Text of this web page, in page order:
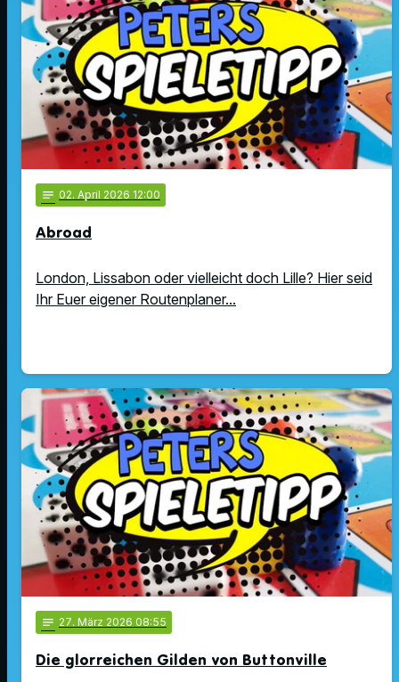
notes 02. April 2026 12:00
Abroad
London, Lissabon oder vielleicht doch Lille? Hier seid
Ihr Euer eigener Routenplaner...
notes 27. März 2026 08:55
Die glorreichen Gilden von Buttonville